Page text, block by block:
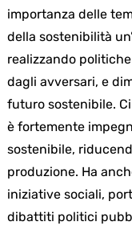
importanza delle
della sostenibilità
realizzando
dagli avversari, e
futuro sostenibile.
è fortemente
sostenibile,
produzione. Ha
iniziative sociali,
dibattiti politici